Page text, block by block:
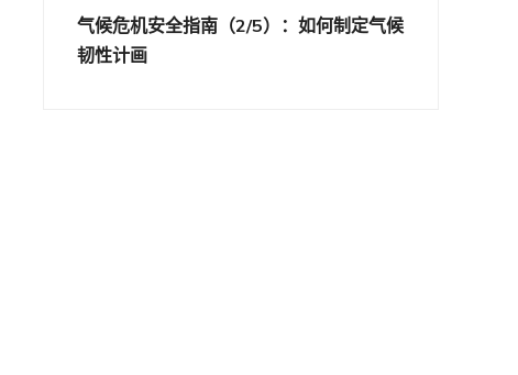
气候危机安全指南（2/5）：如何制定气候
韧性计画